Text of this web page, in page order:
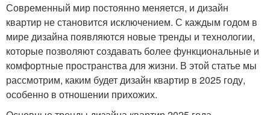
Современный мир постоянно меняется, и дизайн
квартир не становится исключением. С каждым годом в
мире дизайна появляются новые тренды и технологии,
которые позволяют создавать более функциональные и
комфортные пространства для жизни. В этой статье мы
рассмотрим, каким будет дизайн квартир в 2025 году,
особенно в отношении прихожих.